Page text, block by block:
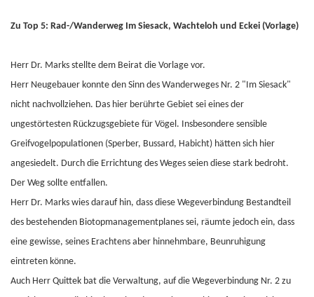
Zu Top 5: Rad-/Wanderweg Im Siesack, Wachteloh und Eckei (Vorlage)
Herr Dr. Marks stellte dem Beirat die Vorlage vor.
Herr Neugebauer konnte den Sinn des Wanderweges Nr. 2 "Im Siesack"
nicht nachvollziehen. Das hier berührte Gebiet sei eines der
ungestörtesten Rückzugsgebiete für Vögel. Insbesondere sensible
Greifvogelpopulationen (Sperber, Bussard, Habicht) hätten sich hier
angesiedelt. Durch die Errichtung des Weges seien diese stark bedroht.
Der Weg sollte entfallen.
Herr Dr. Marks wies darauf hin, dass diese Wegeverbindung Bestandteil
des bestehenden Biotopmanagementplanes sei, räumte jedoch ein, dass
eine gewisse, seines Erachtens aber hinnehmbare, Beunruhigung
eintreten könne.
Auch Herr Quittek bat die Verwaltung, auf die Wegeverbindung Nr. 2 zu